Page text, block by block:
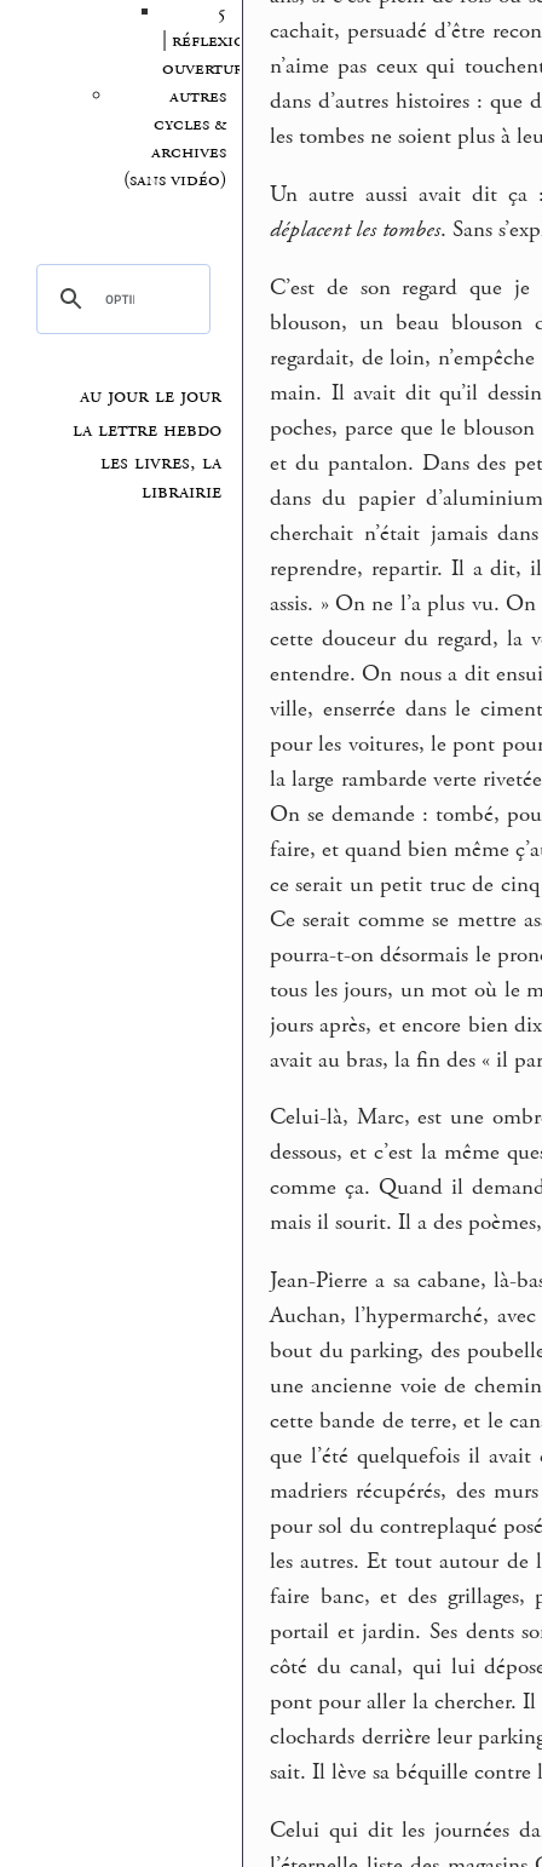
5
| réflexion,
ouvertures
autres
cycles &
archives
(sans vidéo)
au jour le jour
la lettre hebdo
les livres, la
librairie
cachait, persuadé d’être
n’aime pas ceux qui
dans d’autres histoires : que
les tombes ne soient plus à
Un autre aussi avait dit ça
déplacent les tombes. Sans
C’est de son regard que je
blouson, un beau
regardait, de loin,
main. Il avait dit qu’il
poches, parce que le
et du pantalon. Dans des
dans du papier
cherchait n’était jamais
reprendre, repartir. Il a dit,
assis. » On ne l’a plus vu.
cette douceur du regard, la
entendre. On nous a dit
ville, enserrée dans le
pour les voitures, le pont
la large rambarde verte
On se demande : tombé,
faire, et quand bien même
ce serait un petit truc de cinq
Ce serait comme se mettre
pourra-t-on désormais le
tous les jours, un mot où le
jours après, et encore bien
avait au bras, la fin des « il
Celui-là, Marc, est une
dessous, et c’est la même
comme ça. Quand il
mais il sourit. Il a des
Jean-Pierre a sa cabane, là-
Auchan, l’hypermarché,
bout du parking, des
une ancienne voie de
cette bande de terre, et le
que l’été quelquefois il avait
madriers récupérés, des
pour sol du contreplaqué
les autres. Et tout autour de
faire banc, et des grillages,
portail et jardin. Ses dents
côté du canal, qui lui
pont pour aller la chercher. Il
clochards derrière leur
sait. Il lève sa béquille
Celui qui dit les journées